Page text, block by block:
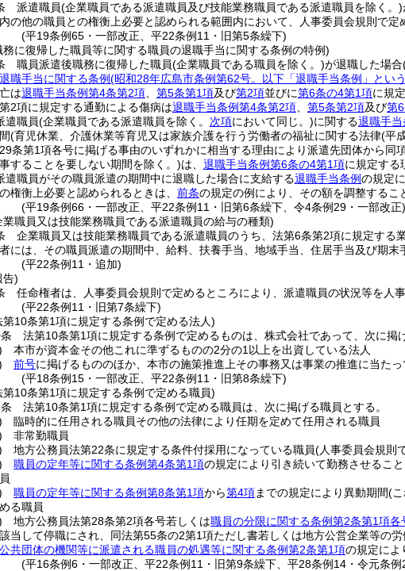
派遣職員(企業職員である派遣職員及び技能業務職員である派遣職員を除く。)
の他の職員との権衡上必要と認められる範囲内において、人事委員会規則で定
(平19条例65・一部改正、平22条例11・旧第5条繰下)
務に復帰した職員等に関する職員の退職手当に関する条例の特例)
職員派遣後職務に復帰した職員(企業職員である職員を除く。)が退職した場合
職手当に関する条例(昭和28年広島市条例第62号。以下「退職手当条例」とい
は退職手当条例第4条第2項 第5条第1項及び第2項並びに第6条の4第1項に規
2項に規定する通勤による傷病は退職手当条例第4条第2項 第5条第2項及び第
遣職員(企業職員である派遣職員を除く。 次項において同じ。)に関する退職手
(育児休業、介護休業等育児又は家族介護を行う労働者の福祉に関する法律(平
条第1項各号に掲げる事由のいずれかに相当する理由により派遣先団体から
することを要しない期間を除く。)は、 退職手当条例第6条の4第1項に規定する
遣職員がその職員派遣の期間中に退職した場合に支給する退職手当条例の規定
権衡上必要と認められるときは、 前条の規定の例により、その額を調整するこ
(平19条例66・一部改正、平22条例11・旧第6条繰下、令4条例29・一部改正)
業職員又は技能業務職員である派遣職員の給与の種類)
企業職員又は技能業務職員である派遣職員のうち、法第6条第2項に規定す
には、その職員派遣の期間中、給料、扶養手当、地域手当、住居手当及び期末
(平22条例11・追加)
告)
任命権者は、人事委員会規則で定めるところにより、派遣職員の状況等を人
(平22条例11・旧第7条繰下)
第10条第1項に規定する条例で定める法人)
法第10条第1項に規定する条例で定めるものは、株式会社であって、次に掲
本市が資本金その他これに準ずるものの2分の1以上を出資している法人
前号に掲げるもののほか、本市の施策推進上その事務又は事業の推進に当た
(平18条例15・一部改正、平22条例11・旧第8条繰下)
第10条第1項に規定する条例で定める職員)
法第10条第1項に規定する条例で定める職員は、次に掲げる職員とする。
臨時的に任用される職員その他の法律により任期を定めて任用される職員
非常勤職員
地方公務員法第22条に規定する条件付採用になっている職員(人事委員会規則
職員の定年等に関する条例第4条第1項の規定により引き続いて勤務させるこ
員
職員の定年等に関する条例第8条第1項から第4項までの規定により異動期間(
める職員
地方公務員法第28条第2項各号若しくは職員の分限に関する条例第2条第1項各
該当して停職にされ、同法第55条の2第1項ただし書若しくは地方公営企業等の
公共団体の機関等に派遣される職員の処遇等に関する条例第2条第1項の規定によ
(平16条例6・一部改正、平22条例11・旧第9条繰下、平28条例14・令元条